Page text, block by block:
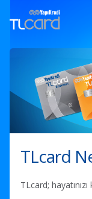
TLcard
TLcard;